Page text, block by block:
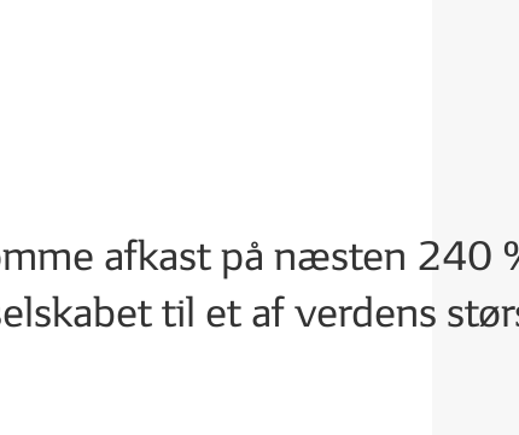
afkast på næsten 240
til et af verdens